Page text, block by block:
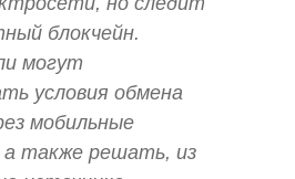
блокчейн.
могут
условия обмена
мобильные
а также решать, из